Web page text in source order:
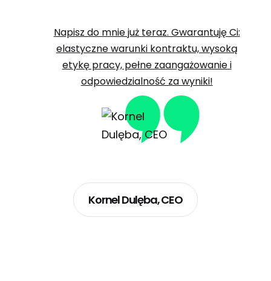
Kornel Dulęba, CEO
Napisz do mnie już teraz. Gwarantuję Ci:
elastyczne warunki kontraktu, wysoką
etykę pracy, pełne zaangażowanie i
odpowiedzialność za wyniki!